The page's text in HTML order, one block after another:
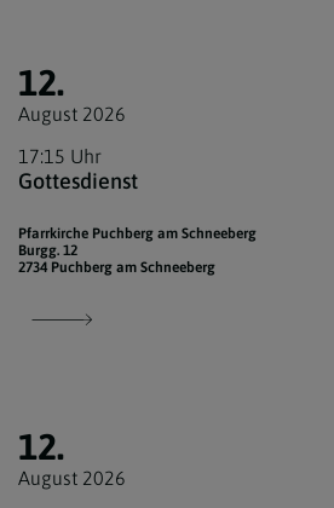
12.
August 2026
17:15 Uhr
Gottesdienst
Pfarrkirche Puchberg am Schneeberg
Burgg. 12
2734 Puchberg am Schneeberg
12.
August 2026